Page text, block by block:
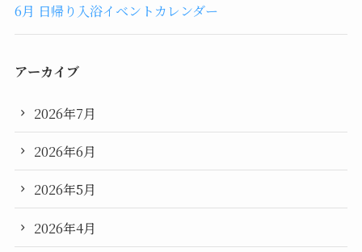
6月 日帰り入浴イベントカレンダー
アーカイブ
2026年7月
2026年6月
2026年5月
2026年4月